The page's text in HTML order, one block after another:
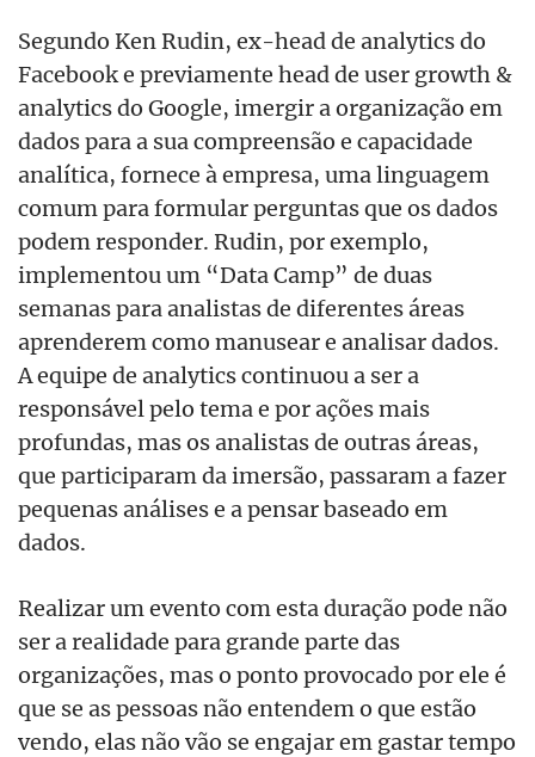
Segundo Ken Rudin, ex-head de analytics do
Facebook e previamente head de user growth &
analytics do Google, imergir a organização em
dados para a sua compreensão e capacidade
analítica, fornece à empresa, uma linguagem
comum para formular perguntas que os dados
podem responder. Rudin, por exemplo,
implementou um “Data Camp” de duas
semanas para analistas de diferentes áreas
aprenderem como manusear e analisar dados.
A equipe de analytics continuou a ser a
responsável pelo tema e por ações mais
profundas, mas os analistas de outras áreas,
que participaram da imersão, passaram a fazer
pequenas análises e a pensar baseado em
dados.
Realizar um evento com esta duração pode não
ser a realidade para grande parte das
organizações, mas o ponto provocado por ele é
que se as pessoas não entendem o que estão
vendo, elas não vão se engajar em gastar tempo